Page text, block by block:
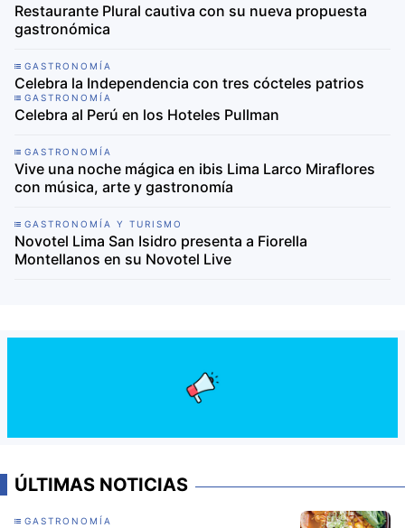
Restaurante Plural cautiva con su nueva propuesta
gastronómica
GASTRONOMÍA
Celebra la Independencia con tres cócteles patrios
GASTRONOMÍA
Celebra al Perú en los Hoteles Pullman
GASTRONOMÍA
Vive una noche mágica en ibis Lima Larco Miraflores
con música, arte y gastronomía
GASTRONOMÍA Y TURISMO
Novotel Lima San Isidro presenta a Fiorella
Montellanos en su Novotel Live
ÚLTIMAS NOTICIAS
GASTRONOMÍA